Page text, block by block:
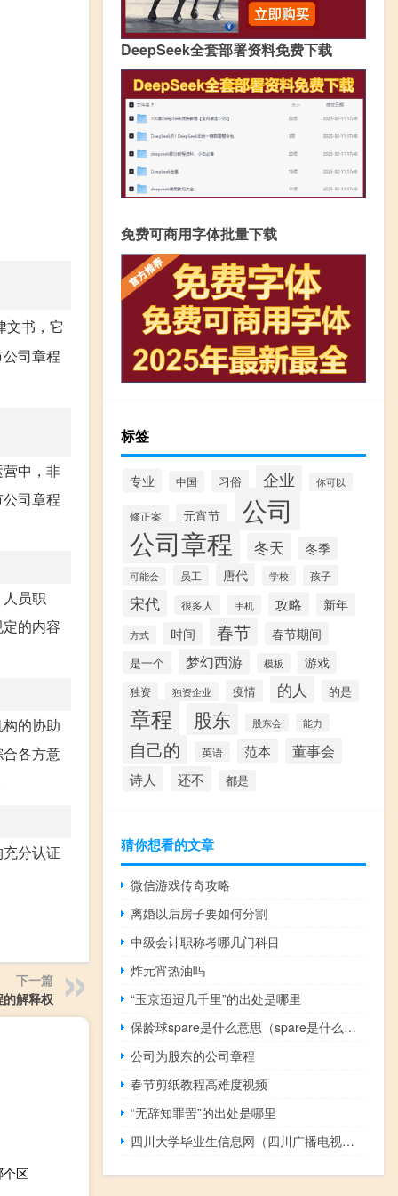
文书，它
司章程
中，非
司章程
员职
的内容
的协助
各方意
分认证
下一篇
解释权
个区
DeepSeek全套部署资料免费下载
免费可商用字体批量下载
标签
专业 中国 习俗 企业 你可以
修正案 元宵节 公司
公司章程 冬天 冬季
可能会 员工 唐代 学校 孩子
宋代 很多人 手机 攻略 新年
方式 时间 春节 春节期间
是一个 梦幻西游 模板 游戏
独资 独资企业 疫情 的人 的是
章程 股东 股东会 能力
自己的 英语 范本 董事会
诗人 还不 都是
猜你想看的文章
微信游戏传奇攻略
离婚以后房子要如何分割
中级会计职称考哪几门科目
炸元宵热油吗
“玉京迢迢几千里”的出处是哪里
保龄球spare是什么意思（spare是什么意思）
公司为股东的公司章程
春节剪纸教程高难度视频
“无辞知罪罟”的出处是哪里
四川大学毕业生信息网（四川广播电视大学毕业生登记表打印平台）